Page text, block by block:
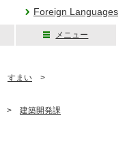
Foreign Languages
メニュー
すまい >
> 建築開発課